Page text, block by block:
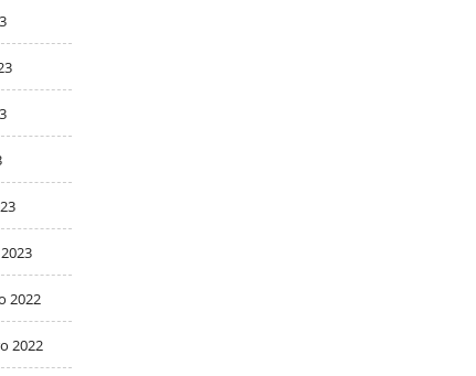
2022
2022